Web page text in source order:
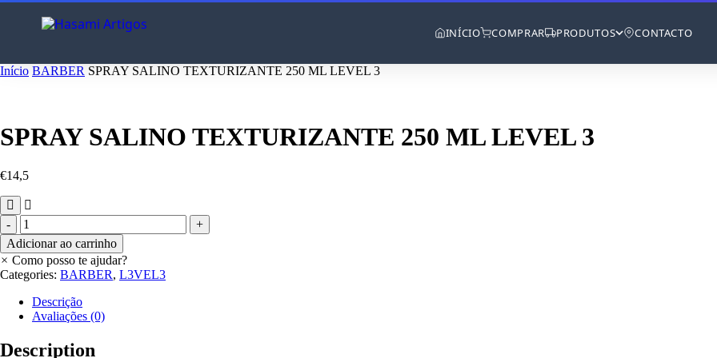
INÍCIO COMPRAR PRODUTOS CONTACTO
Início BARBER SPRAY SALINO TEXTURIZANTE 250 ML LEVEL 3
SPRAY SALINO TEXTURIZANTE 250 ML LEVEL 3
€14,5
SPRAY
SALINO
TEXTURIZANTE
250
ML
3
quantity
Adicionar ao carrinho
× Como posso te ajudar?
Categories: BARBER, L3VEL3
Descrição
Avaliações (0)
Description